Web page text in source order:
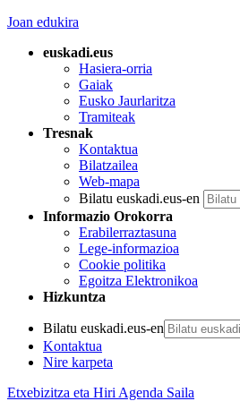
Joan edukira
euskadi.eus
Hasiera-orria
Gaiak
Eusko Jaurlaritza
Tramiteak
Tresnak
Kontaktua
Bilatzailea
Web-mapa
Bilatu euskadi.eus-en
Informazio Orokorra
Erabilerraztasuna
Lege-informazioa
Cookie politika
Egoitza Elektronikoa
Hizkuntza
Bilatu euskadi.eus-en
Kontaktua
Nire karpeta
Etxebizitza eta Hiri Agenda Saila